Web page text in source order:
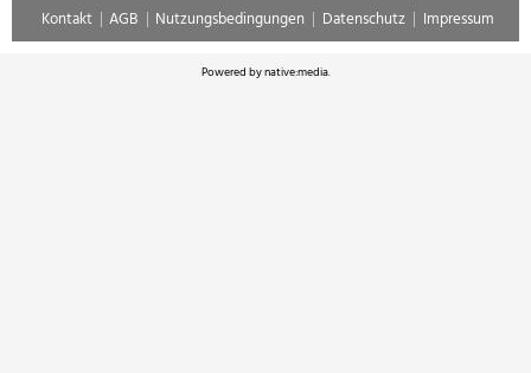
Kontakt AGB Nutzungsbedingungen Datenschutz Impressum
Powered bynative:media.